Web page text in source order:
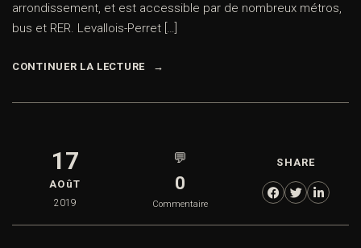
arrondissement, et est accessible par de nombreux métros,
bus et RER. Levallois-Perret […]
CONTINUER LA LECTURE
17
AOûT
2019
💬
0
Commentaire
SHARE